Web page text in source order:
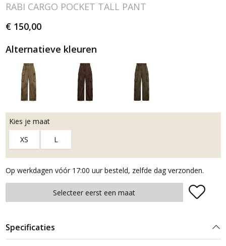
RABI CARGO POCKET TALL PANT
€ 150,00
Alternatieve kleuren
Kies je maat
XS
L
Op werkdagen vóór 17:00 uur besteld, zelfde dag verzonden.
Plaats in winkelmand
Selecteer eerst een maat
Specificaties